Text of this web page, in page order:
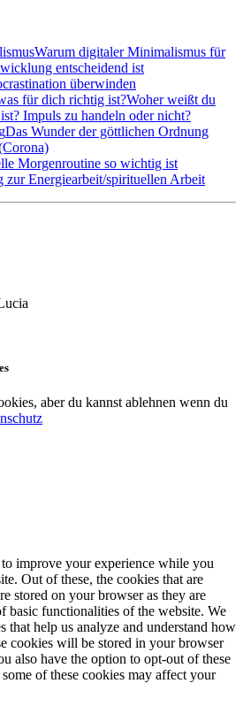
Warum digitaler Minimalismus für
entscheidend ist
überwinden
Woher weißt du
Impuls zu handeln oder nicht?
Das Wunder der göttlichen Ordnung
Morgenroutine so wichtig ist
zur Energiearbeit/spirituellen Arbeit
aber du kannst ablehnen wenn du
improve your experience while you
Out of these, the cookies that are
stored on your browser as they are
basic functionalities of the website. We
that help us analyze and understand how
cookies will be stored in your browser
also have the option to opt-out of these
of these cookies may affect your